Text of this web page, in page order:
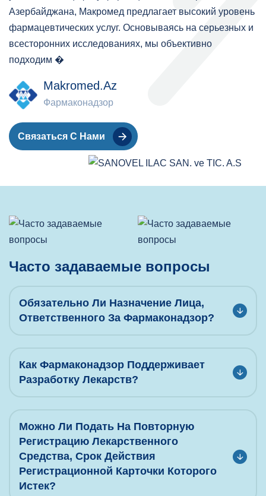
Азербайджана, Макромед предлагает высокий уровень
фармацевтических услуг. Основываясь на серьезных и
всесторонних исследованиях, мы объективно
подходим �
Makromed.az
Фармаконадзор
Связаться С Нами
Часто задаваемые вопросы
Обязательно Ли Назначение Лица,
Ответственного За Фармаконадзор?
Как Фармаконадзор Поддерживает
Разработку Лекарств?
Можно Ли Подать На Повторную
Регистрацию Лекарственного
Средства, Срок Действия
Регистрационной Карточки Которого
Истек?